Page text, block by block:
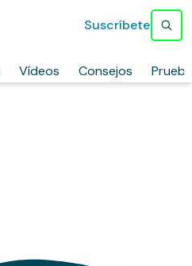
Vídeos Consejos
Suscríbete